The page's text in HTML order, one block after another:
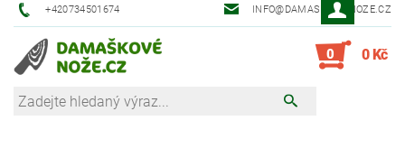
+420734501674 INFO@DAMASKOVE-NOZE.CZ
0 0 Kč